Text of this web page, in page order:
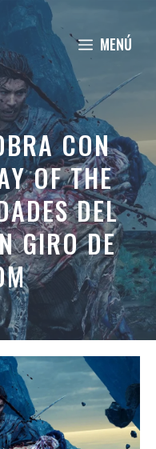
MENÚ
CON
OF THE
DEL
GIRO DE